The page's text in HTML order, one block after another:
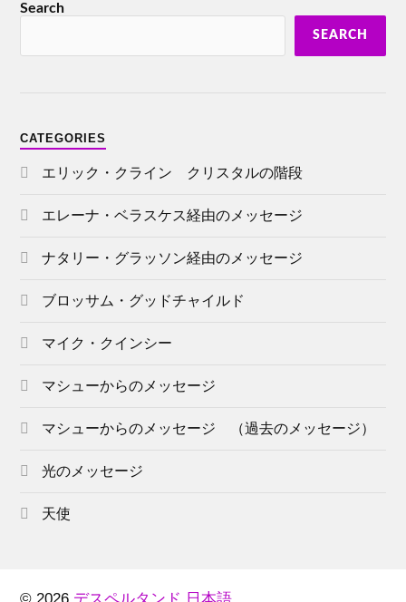
Search
SEARCH
CATEGORIES
エリック・クライン クリスタルの階段
エレーナ・ベラスケス経由のメッセージ
ナタリー・グラッソン経由のメッセージ
ブロッサム・グッドチャイルド
マイク・クインシー
マシューからのメッセージ
マシューからのメッセージ （過去のメッセージ）
光のメッセージ
天使